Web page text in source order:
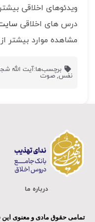
ویدئوهای اخلاقی
درس های اخلاقی
مشاهده موارد بیشتر از
برچسب‌ها:آیت الله
نفس,صوت
درباره ما
تمامی حقوق مادی و معنوی